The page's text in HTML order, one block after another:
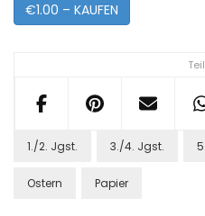
€1.00 – KAUFEN
1./2. Jgst. 3./4. Jgst.
Ostern Papier